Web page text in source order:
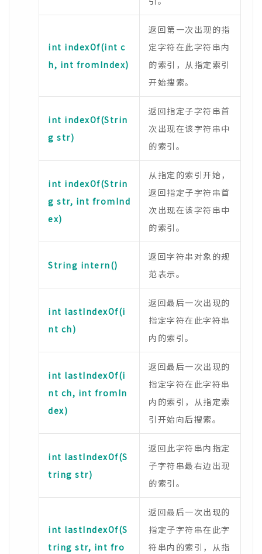
int indexOf(int c
h, int fromIndex)
返回第一次出现的指
定字符在此字符串内
的索引，从指定索引
开始搜索。
int indexOf(Strin
g str)
返回指定子字符串首
次出现在该字符串中
的索引。
int indexOf(Strin
g str, int fromInd
ex)
从指定的索引开始，
返回指定子字符串首
次出现在该字符串中
的索引。
String intern()
返回字符串对象的规
范表示。
int lastIndexOf(i
nt ch)
返回最后一次出现的
指定字符在此字符串
内的索引。
int lastIndexOf(i
nt ch, int fromIn
dex)
返回最后一次出现的
指定字符在此字符串
内的索引，从指定索
引开始向后搜索。
int lastIndexOf(S
tring str)
返回此字符串内指定
子字符串最右边出现
的索引。
int lastIndexOf(S
tring str, int fro
返回最后一次出现的
指定子字符串在此字
符串内的索引，从指